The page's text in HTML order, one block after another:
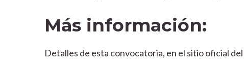
Más información:
Detalles de esta convocatoria, en el sitio oficial